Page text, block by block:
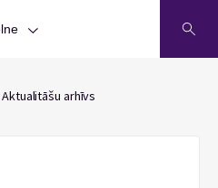
Aktualitāšu arhīvs